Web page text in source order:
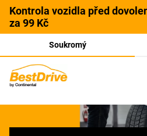
Kontrola vozidla před
za 99 Kč
Soukromý